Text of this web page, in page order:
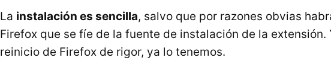
La instalación es sencilla, salvo que por razones obvias
Firefox que se fíe de la fuente de instalación de la extensión.
reinicio de Firefox de rigor, ya lo tenemos.